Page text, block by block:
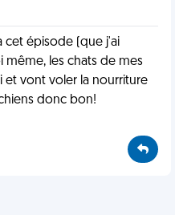
cet épisode (que j'ai
même, les chats de mes
et vont voler la nourriture
donc bon!